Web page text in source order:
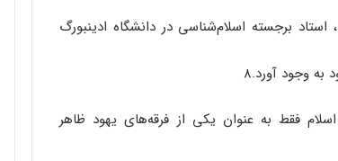
برجسته اسلام‌شناسی در دانشگاه ادینبورگ
وجود آورد.۸
فقط به عنوان یکی از فرقه‌های یهود ظاهر